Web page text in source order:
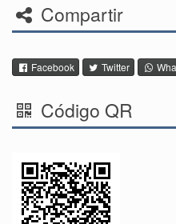
Compartir
Facebook Twitter
Código QR